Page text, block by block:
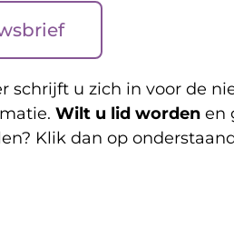
schrijft u zich in voor de
Wilt u lid worden en
Klik dan op